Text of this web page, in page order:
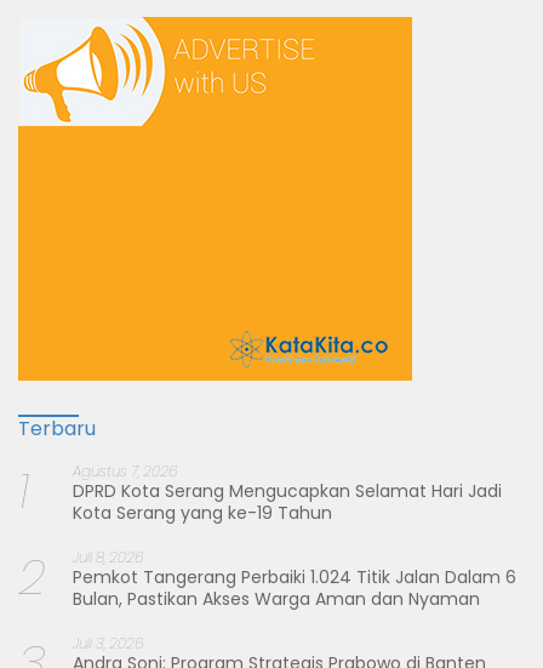
Terbaru
1 Agustus 7, 2026
DPRD Kota Serang Mengucapkan Selamat Hari Jadi
Kota Serang yang ke-19 Tahun
2 Juli 8, 2026
Pemkot Tangerang Perbaiki 1.024 Titik Jalan Dalam 6
Bulan, Pastikan Akses Warga Aman dan Nyaman
Juli 3, 2026